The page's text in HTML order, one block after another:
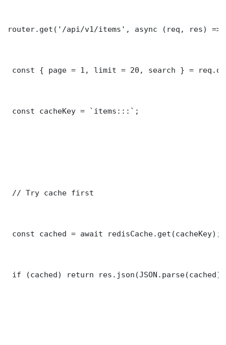
router.get('/api/v1/items', async (req, res) =>
const { page = 1, limit = 20, search } =
const cacheKey = `items:::`;
// Try cache first
const cached = await redisCache.get(cacheKey);
if (cached) return